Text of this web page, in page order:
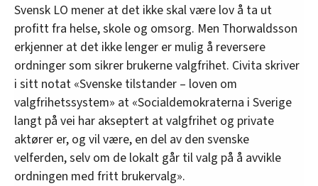
Svensk LO mener at det ikke skal være lov å ta ut
profitt fra helse, skole og omsorg. Men Thorwaldsson
erkjenner at det ikke lenger er mulig å reversere
ordninger som sikrer brukerne valgfrihet. Civita skriver
i sitt notat «Svenske tilstander – loven om
valgfrihetssystem» at «Socialdemokraterna i Sverige
langt på vei har akseptert at valgfrihet og private
aktører er, og vil være, en del av den svenske
velferden, selv om de lokalt går til valg på å avvikle
ordningen med fritt brukervalg».